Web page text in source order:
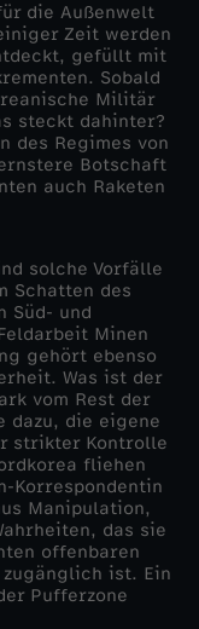
die Außenwelt
Zeit werden
gefüllt mit
Sobald
Militär
steckt dahinter?
des Regimes von
Botschaft
auch Raketen
solche Vorfälle
Schatten des
Süd- und
Minen
gehört ebenso
Was ist der
vom Rest der
dazu, die eigene
strikter Kontrolle
fliehen
Korrespondentin
Manipulation,
das sie
offenbaren
ist. Ein
Pufferzone